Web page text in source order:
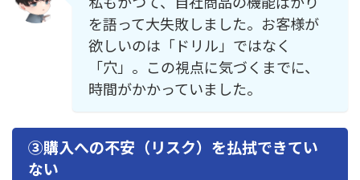
を語って大失敗しました。お客様が
欲しいのは「ドリル」ではなく
「穴」。この視点に気づくまでに、
時間がかかっていました。
③購入への不安（リスク）を払拭できてい
ない